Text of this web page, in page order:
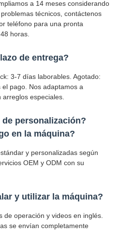
a 14 meses considerando
técnicos, contáctenos
teléfono para una pronta
horas.
de entrega?
3-7 días laborables. Agotado:
pago. Nos adaptamos a
especiales.
personalización?
en la máquina?
y personalizadas según
OEM y ODM con su
y utilizar la máquina?
de operación y videos en inglés.
se envían completamente